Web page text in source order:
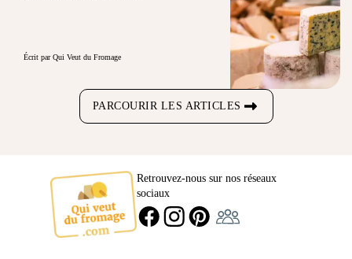
Écrit par Qui Veut du Fromage
PARCOURIR LES ARTICLES
Retrouvez-nous sur nos réseaux
sociaux
FACEBOOKINSTAGRAMPINTEREST